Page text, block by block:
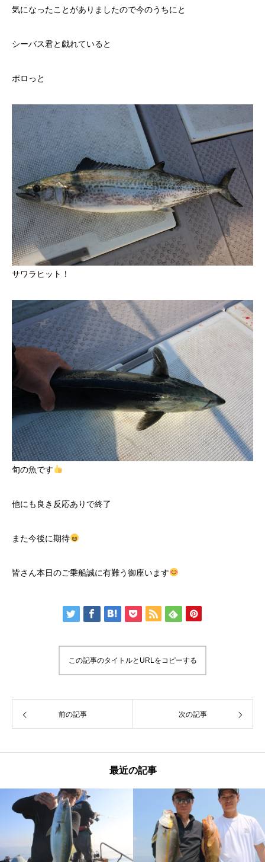
気になったことがありましたので今のうちにと
シーバス君と戯れていると
ポロっと
サワラヒット！
旬の魚です
他にも良き反応ありで終了
また今後に期待
皆さん本日のご乗船誠に有難う御座います
この記事のタイトルとURLをコピーする
前の記事 次の記事
最近の記事